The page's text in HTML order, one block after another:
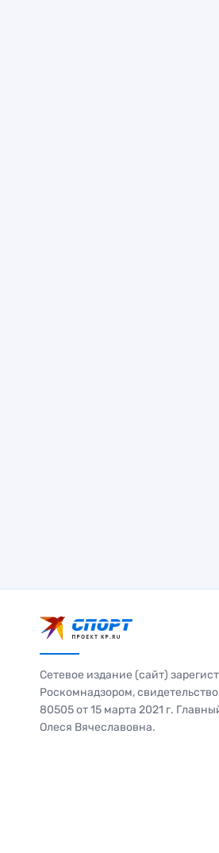
Сетевое издание (сайт)
Роскомнадзором,
80505 от 15 марта 2021 г.
Олеся Вячеславовна.